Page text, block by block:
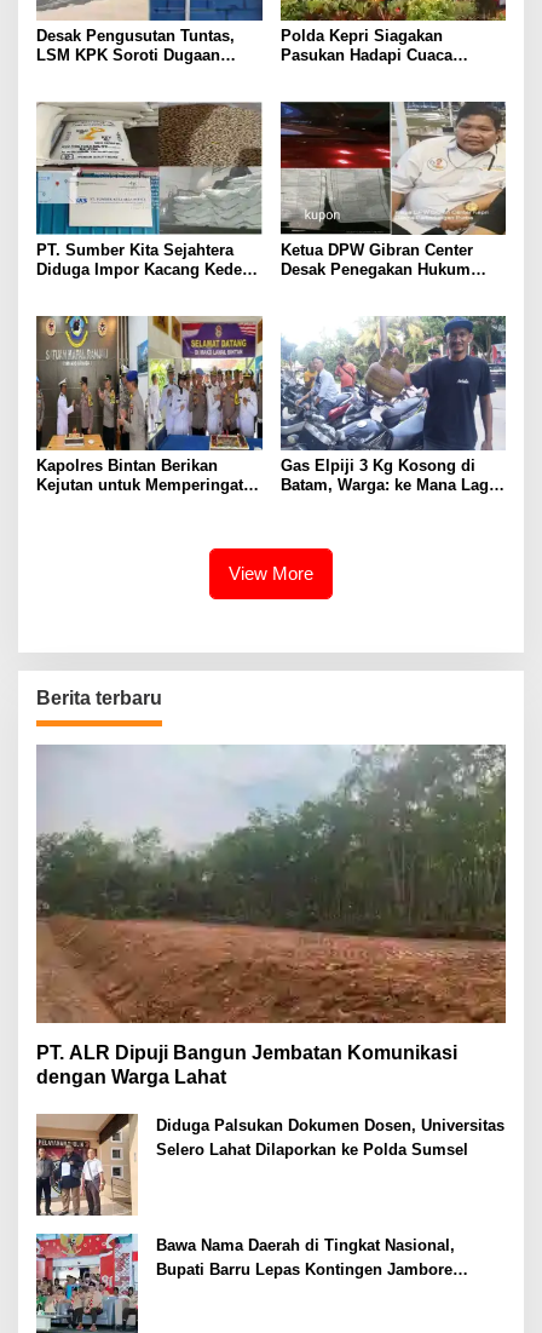
Desak Pengusutan Tuntas,
LSM KPK Soroti Dugaan
Polda Kepri Siagakan
Pasukan Hadapi Cuaca
PT. Sumber Kita Sejahtera
Diduga Impor Kacang Kedelai
Ketua DPW Gibran Center
Desak Penegakan Hukum
Kapolres Bintan Berikan
Kejutan untuk Memperingati
Gas Elpiji 3 Kg Kosong di
Batam, Warga: ke Mana Lagi
View More
Berita terbaru
PT. ALR Dipuji Bangun Jembatan Komunikasi
dengan Warga Lahat
Diduga Palsukan Dokumen Dosen, Universitas
Selero Lahat Dilaporkan ke Polda Sumsel
Bawa Nama Daerah di Tingkat Nasional,
Bupati Barru Lepas Kontingen Jambore